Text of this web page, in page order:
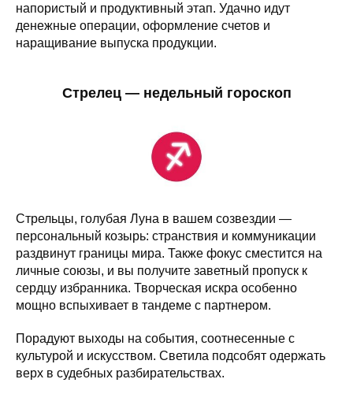
напористый и продуктивный этап. Удачно идут
денежные операции, оформление счетов и
наращивание выпуска продукции.
Стрелец — недельный гороскоп
Стрельцы, голубая Луна в вашем созвездии —
персональный козырь: странствия и коммуникации
раздвинут границы мира. Также фокус сместится на
личные союзы, и вы получите заветный пропуск к
сердцу избранника. Творческая искра особенно
мощно вспыхивает в тандеме с партнером.
Порадуют выходы на события, соотнесенные с
культурой и искусством. Светила подсобят одержать
верх в судебных разбирательствах.